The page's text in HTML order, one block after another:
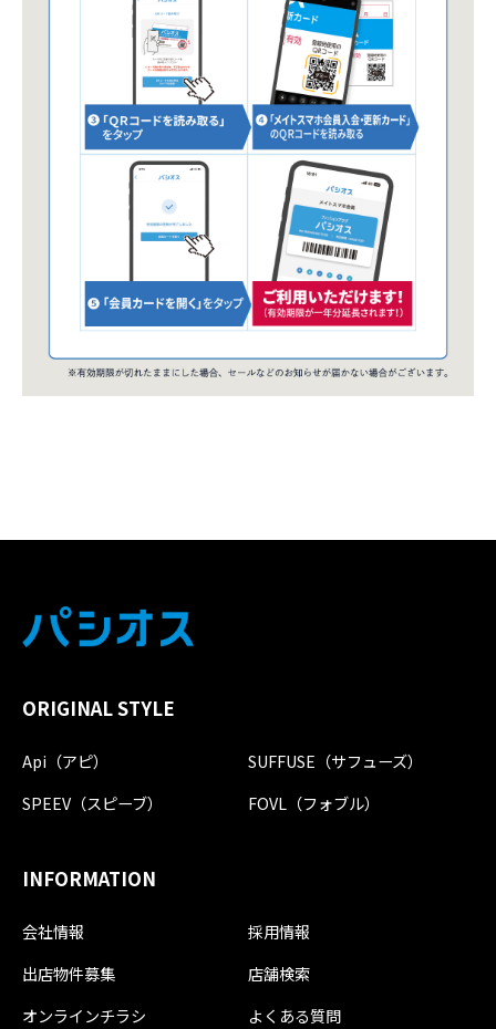
ORIGINAL STYLE
Api（アピ）
SUFFUSE（サフューズ）
SPEEV（スピーブ）
FOVL（フォブル）
INFORMATION
会社情報
採用情報
出店物件募集
店舗検索
オンラインチラシ
よくある質問